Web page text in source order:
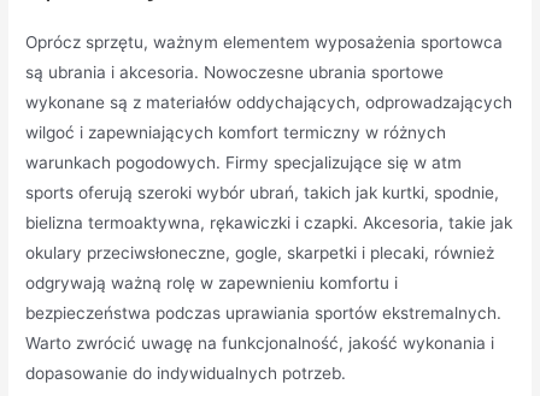
Oprócz sprzętu, ważnym elementem wyposażenia sportowca
są ubrania i akcesoria. Nowoczesne ubrania sportowe
wykonane są z materiałów oddychających, odprowadzających
wilgoć i zapewniających komfort termiczny w różnych
warunkach pogodowych. Firmy specjalizujące się w atm
sports oferują szeroki wybór ubrań, takich jak kurtki, spodnie,
bielizna termoaktywna, rękawiczki i czapki. Akcesoria, takie jak
okulary przeciwsłoneczne, gogle, skarpetki i plecaki, również
odgrywają ważną rolę w zapewnieniu komfortu i
bezpieczeństwa podczas uprawiania sportów ekstremalnych.
Warto zwrócić uwagę na funkcjonalność, jakość wykonania i
dopasowanie do indywidualnych potrzeb.